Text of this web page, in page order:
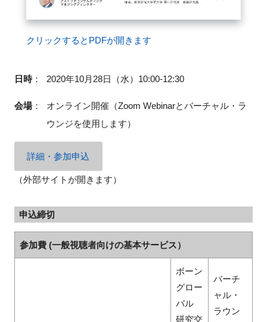
クリックするとPDFが開きます
日時： 2020年10月28日（水）10:00-12:30
会場： オンライン開催（Zoom Webinarとバーチャル・ラ
ウンジを使用します）
詳細・参加申込
（外部サイトが開きます）
申込締切
参加費 (一般視聴者向けの基本サービス）
ボーン
グロー
バル
研究交
バーチ
ャル・
ラウン